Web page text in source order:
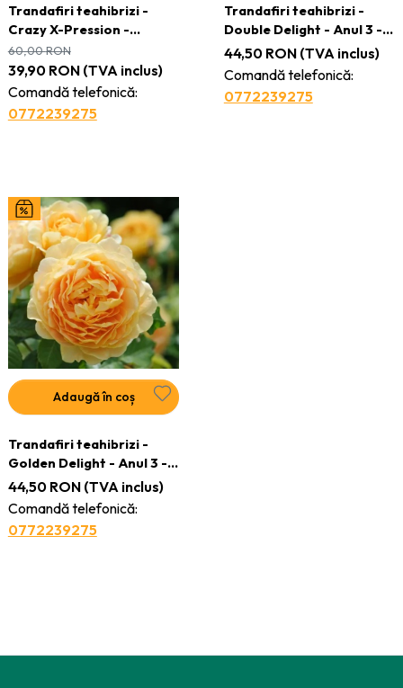
Trandafiri teahibrizi -
Crazy X-Pression -
Ghiveci 3L
39,90 RON(TVA inclus)
Comandă telefonică:
0772239275
60,00RON
Trandafiri teahibrizi -
Double Delight - Anul 3 -
Ghiveci 2L
44,50 RON(TVA inclus)
Comandă telefonică:
0772239275
Adaugă în coș
Trandafiri teahibrizi -
Golden Delight - Anul 3 -
Ghiveci 2L
44,50 RON(TVA inclus)
Comandă telefonică:
0772239275